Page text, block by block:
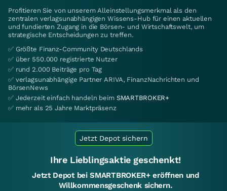
Profitieren Sie von unserem Alleinstellungsmerkmal als den
zentralen verlagsunabhängigen Wissens-Hub für einen aktuellen
und fundierten Zugang in die Börsen- und Wirtschaftswelt, um
strategische Entscheidungen zu treffen.
✅ Größte Finanz-Community Deutschlands
✅ über 550.000 registrierte Nutzer
✅ rund 2.000 Beiträge pro Tag
✅ verlagsunabhängige Partner ARIVA, FinanzNachrichten und
BörsenNews
✅ Jederzeit einfach handeln beim SMARTBROKER+
✅ mehr als 25 Jahre Marktpräsenz
Jetzt Depot sichern
Ihre Lieblingsaktie geschenkt!
Jetzt Depot bei SMARTBROKER+ eröffnen und
Willkommensgeschenk sichern.